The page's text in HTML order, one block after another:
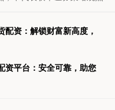
资：解锁财富新高度，
资平台：安全可靠，助您